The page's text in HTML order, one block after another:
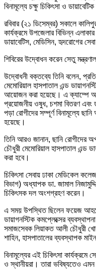
বিনামূল্যে চক্ষু চিকিৎসা ও
রবিবার (২১ ডিসেম্বর) সকালে
কার্যক্রমে উপজেলার বিভিন্ন
ডায়াবেটিস, মেডিসিন, হৃদরোগের
শিবিরের উদ্বোধন করেন সেতু
উদ্বোধনী বক্তব্যে তিনি বলেন,
মেমোরিয়াল হাসপাতাল এন্ড
আয়োজন করা হয়েছে। এ ক্যাম্পে
প্রয়োজনীয় ওষুধ, চশমা বিতরণ এবং
পড়া রোগীদের সম্পূর্ণ বিনামূল্যে
হয়েছে।
তিনি আরও জানান, ছানি রোগীদের
চৌধুরী মেমোরিয়াল হাসপাতাল এন্ড
করা হবে।
চিকিৎসা সেবায় ঢাকা মেডিকেল
বিভাগ) অধ্যাপক ডা. জামাল
চিকিৎসক দল অংশগ্রহণ করেন।
এ সময় উপস্থিত ছিলেন ফয়েজ
ডায়াগনস্টিক কমপ্লেক্সের
সমাজসেবক লিয়াকত আলী চৌধুরী
শাহিন, হাসপাতালের ব্যবস্থাপক
বিনামূল্যের এই চিকিৎসা
ও স্থানীয়রা। তারা ভবিষ্যতেও